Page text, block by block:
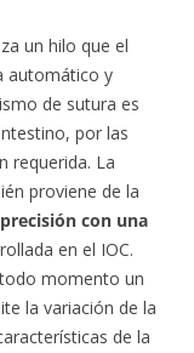
un hilo que el
automático y
de sutura es
por las
requerida. La
proviene de la
con una
en el IOC.
momento un
la variación de la
de la